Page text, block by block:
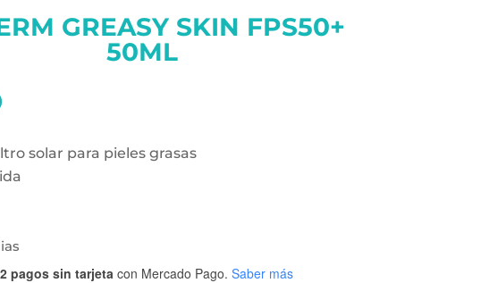
GREASY SKIN FPS50+
50ML
solar para pieles grasas
pagos sin tarjeta con Mercado Pago. Saber más